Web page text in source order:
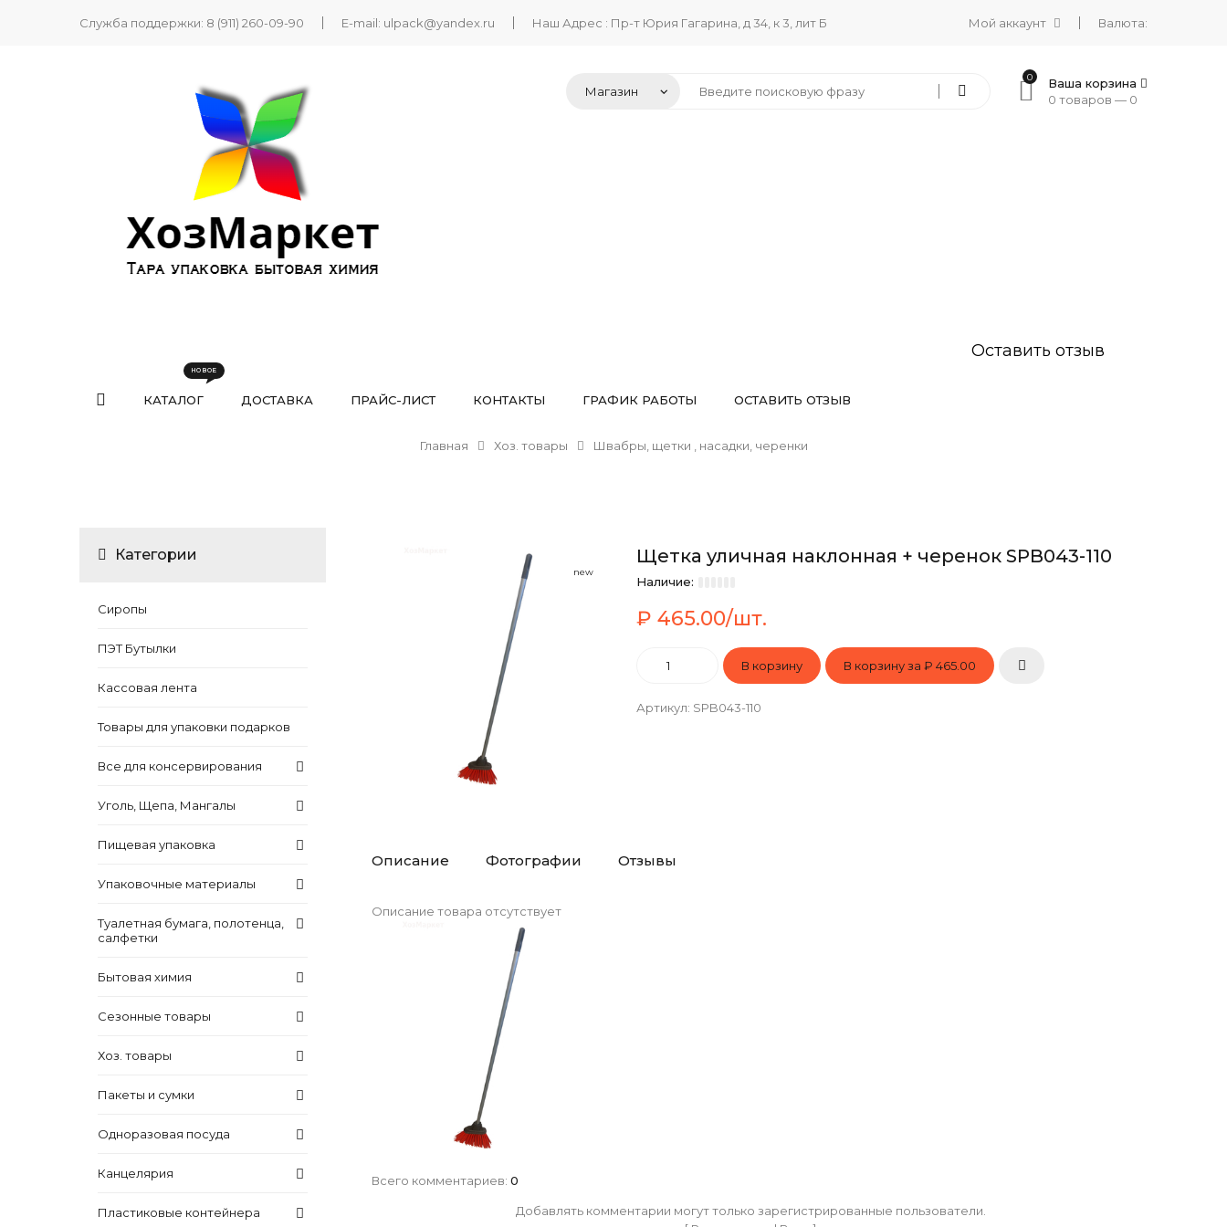
Служба поддержки: 8 (911) 260-09-90 E-mail: ulpack@yandex.ru Наш Адрес : Пр-т Юрия Гагарина, д 34, к 3, лит Б Мой аккаунт Валюта:
0
Ваша корзина
0 товаров — 0
Оставить отзыв
КАТАЛОГ ДОСТАВКА ПРАЙС-ЛИСТ КОНТАКТЫ ГРАФИК РАБОТЫ ОСТАВИТЬ ОТЗЫВ
Главная Хоз. товары Швабры, щетки , насадки, черенки
new
Щетка уличная наклонная + черенок SPB043-110
Наличие:
₽ 465.00/шт.
В корзину за ₽ 465.00
Артикул: SPB043-110
Описание Фотографии Отзывы
Описание товара отсутствует
Всего комментариев:0
Добавлять комментарии могут только зарегистрированные пользователи.
Категории
Сиропы
ПЭТ Бутылки
Кассовая лента
Товары для упаковки подарков
Все для консервирования
Уголь, Щепа, Мангалы
Пищевая упаковка
Упаковочные материалы
Туалетная бумага, полотенца,
салфетки
Бытовая химия
Сезонные товары
Хоз. товары
Пакеты и сумки
Одноразовая посуда
Канцелярия
Пластиковые контейнера